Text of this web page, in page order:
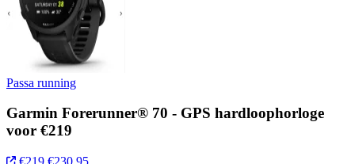
Passa running
Garmin Forerunner® 70 - GPS hardloophorloge
voor €219
€219 €230,95